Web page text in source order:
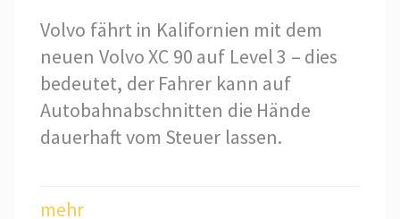
Volvo fährt in Kalifornien mit dem
neuen Volvo XC 90 auf Level 3 – dies
bedeutet, der Fahrer kann auf
Autobahnabschnitten die Hände
dauerhaft vom Steuer lassen.
mehr